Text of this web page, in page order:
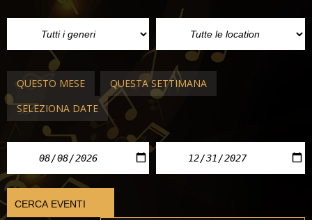
QUESTO MESE
QUESTA SETTIMANA
SELEZIONA DATE